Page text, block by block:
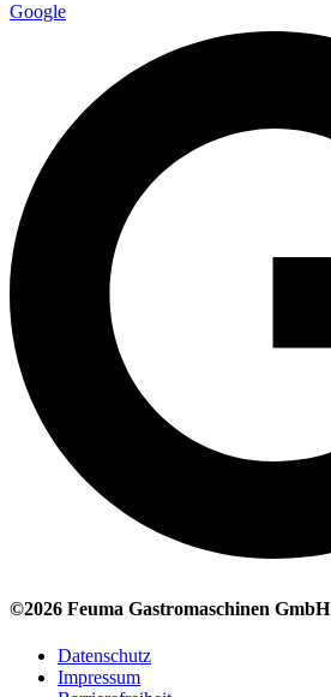
Google
©2026 Feuma Gastromaschinen GmbH
Datenschutz
Impressum